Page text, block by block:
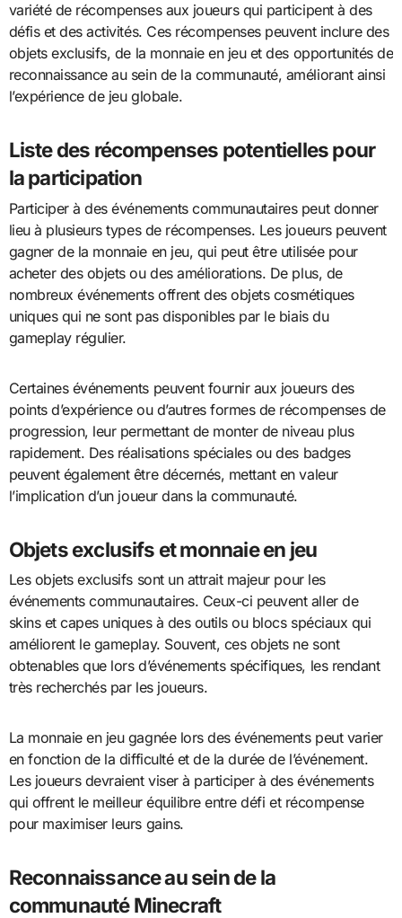
variété de récompenses aux joueurs qui participent à des
défis et des activités. Ces récompenses peuvent inclure des
objets exclusifs, de la monnaie en jeu et des opportunités de
reconnaissance au sein de la communauté, améliorant ainsi
l’expérience de jeu globale.
Liste des récompenses potentielles pour
la participation
Participer à des événements communautaires peut donner
lieu à plusieurs types de récompenses. Les joueurs peuvent
gagner de la monnaie en jeu, qui peut être utilisée pour
acheter des objets ou des améliorations. De plus, de
nombreux événements offrent des objets cosmétiques
uniques qui ne sont pas disponibles par le biais du
gameplay régulier.
Certaines événements peuvent fournir aux joueurs des
points d’expérience ou d’autres formes de récompenses de
progression, leur permettant de monter de niveau plus
rapidement. Des réalisations spéciales ou des badges
peuvent également être décernés, mettant en valeur
l’implication d’un joueur dans la communauté.
Objets exclusifs et monnaie en jeu
Les objets exclusifs sont un attrait majeur pour les
événements communautaires. Ceux-ci peuvent aller de
skins et capes uniques à des outils ou blocs spéciaux qui
améliorent le gameplay. Souvent, ces objets ne sont
obtenables que lors d’événements spécifiques, les rendant
très recherchés par les joueurs.
La monnaie en jeu gagnée lors des événements peut varier
en fonction de la difficulté et de la durée de l’événement.
Les joueurs devraient viser à participer à des événements
qui offrent le meilleur équilibre entre défi et récompense
pour maximiser leurs gains.
Reconnaissance au sein de la
communauté Minecraft